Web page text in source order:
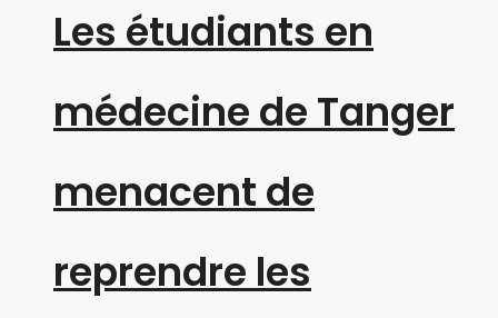
Les étudiants en
médecine de Tanger
menacent de
reprendre les